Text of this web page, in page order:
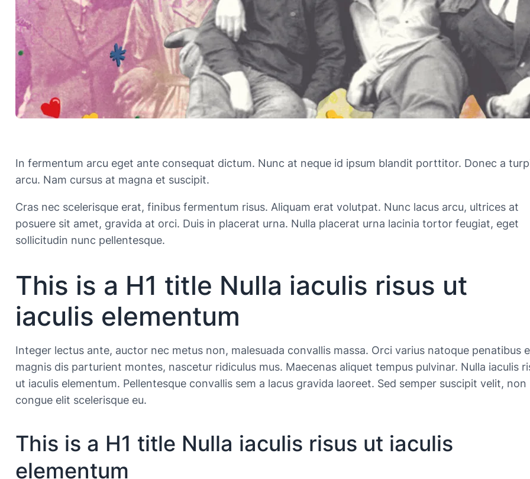
In fermentum arcu eget ante consequat dictum. Nunc at neque id ipsum blandit porttitor. Donec a
arcu. Nam cursus at magna et suscipit.
Cras nec scelerisque erat, finibus fermentum risus. Aliquam erat volutpat. Nunc lacus arcu, ultrices at
posuere sit amet, gravida at orci. Duis in placerat urna. Nulla placerat urna lacinia tortor feugiat, eget
sollicitudin nunc pellentesque.
This is a H1 title Nulla iaculis risus ut
iaculis elementum
Integer lectus ante, auctor nec metus non, malesuada convallis massa. Orci varius natoque penatibus
magnis dis parturient montes, nascetur ridiculus mus. Maecenas aliquet tempus pulvinar. Nulla iaculis
ut iaculis elementum. Pellentesque convallis sem a lacus gravida laoreet. Sed semper suscipit velit, non
congue elit scelerisque eu.
This is a H1 title Nulla iaculis risus ut iaculis
elementum